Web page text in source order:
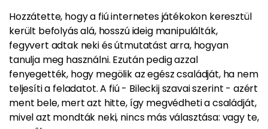
Hozzátette, hogy a fiú internetes játékokon keresztül
került befolyás alá, hosszú ideig manipulálták,
fegyvert adtak neki és útmutatást arra, hogyan
tanulja meg használni. Ezután pedig azzal
fenyegették, hogy megölik az egész családját, ha nem
teljesíti a feladatot. A fiú - Bileckij szavai szerint - azért
ment bele, mert azt hitte, így megvédheti a családját,
mivel azt mondták neki, nincs más választása: vagy te,